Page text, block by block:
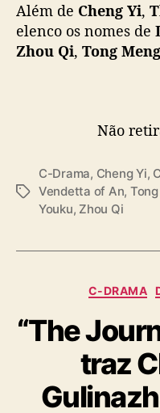
Além de Cheng Yi,
elenco os nomes de
Zhou Qi, Tong
Não
T
C-Drama, Cheng Yi,
Vendetta of An,
Youku, Zhou Qi
C-DRAMA
“The
traz